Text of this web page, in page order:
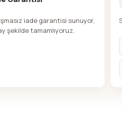
iade garantisi sunuyor,
şekilde tamamlıyoruz.